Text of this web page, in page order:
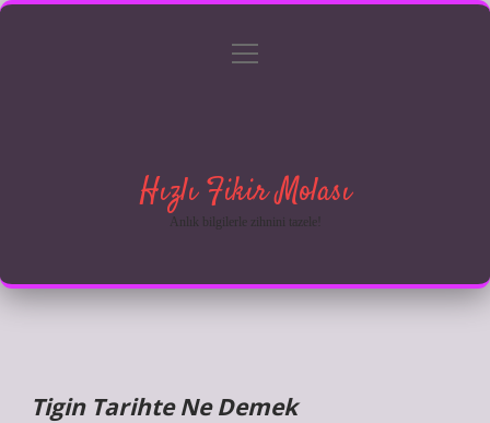
Gizlilik Politikası
menüyü
Hızlı Fikir Molası
Anlık bilgilerle zihnini tazele!
Tigin Tarihte Ne Demek